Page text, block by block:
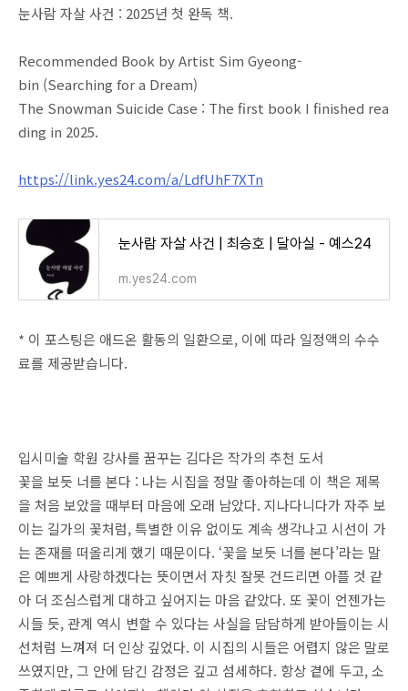
눈사람 자살 사건 : 2025년 첫 완독 책.
Recommended Book by Artist Sim Gyeong-
bin (Searching for a Dream)
The Snowman Suicide Case : The first book I finished rea
ding in 2025.
https://link.yes24.com/a/LdfUhF7XTn
눈사람 자살 사건 | 최승호 | 달아실 - 예스24
m.yes24.com
* 이 포스팅은 애드온 활동의 일환으로, 이에 따라 일정액의 수수
료를 제공받습니다.
입시미술 학원 강사를 꿈꾸는 김다은 작가의 추천 도서
꽃을 보듯 너를 본다 : 나는 시집을 정말 좋아하는데 이 책은 제목
을 처음 보았을 때부터 마음에 오래 남았다. 지나다니다가 자주 보
이는 길가의 꽃처럼, 특별한 이유 없이도 계속 생각나고 시선이 가
는 존재를 떠올리게 했기 때문이다. ‘꽃을 보듯 너를 본다’라는 말
은 예쁘게 사랑하겠다는 뜻이면서 자칫 잘못 건드리면 아플 것 같
아 더 조심스럽게 대하고 싶어지는 마음 같았다. 또 꽃이 언젠가는
시들 듯, 관계 역시 변할 수 있다는 사실을 담담하게 받아들이는 시
선처럼 느껴져 더 인상 깊었다. 이 시집의 시들은 어렵지 않은 말로
쓰였지만, 그 안에 담긴 감정은 깊고 섬세하다. 항상 곁에 두고, 소